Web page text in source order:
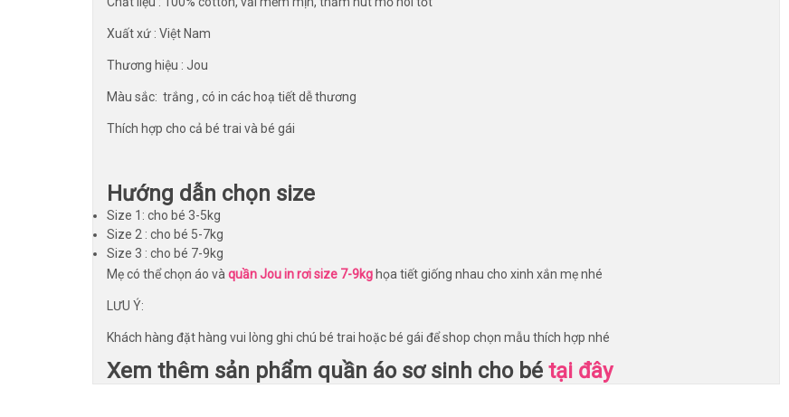
Xuất xứ : Việt Nam
Thương hiệu : Jou
Màu sắc: trắng , có in các hoạ tiết dễ thương
Thích hợp cho cả bé trai và bé gái
Hướng dẫn chọn size
Size 1: cho bé 3-5kg
Size 2 : cho bé 5-7kg
Size 3 : cho bé 7-9kg
Mẹ có thể chọn áo và quần Jou in rơi size 7-9kghọa tiết giống nhau cho xinh xắn mẹ nhé
LƯU Ý:
Khách hàng đặt hàng vui lòng ghi chú bé trai hoặc bé gái để shop chọn mẫu thích hợp nhé
Xem thêm sản phẩm quần áo sơ sinh cho bé tại đây